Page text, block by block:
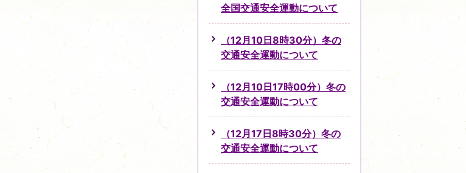
全国交通安全運動について
（12月10日8時30分）冬の
交通安全運動について
（12月10日17時00分）冬の
交通安全運動について
（12月17日8時30分）冬の
交通安全運動について